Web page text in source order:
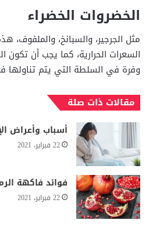
الخضروات الخضراء
مثل الجرجير، والسبانخ، والملفوف،
السعرات الحرارية، كما يجب أن تكون
وفرة في السلطة التي يتم تناولها
مقالات ذات صلة
أسباب وأعراض
22 فبراير، 2021
فوائد فاكهة
22 فبراير، 2021